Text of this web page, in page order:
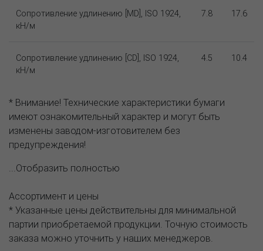
Сопротивление удлинению [MD], ISO 1924,
кН/м
7.8 17.6
Сопротивление удлинению [CD], ISO 1924,
кН/м
4.5 10.4
* Внимание! Технические характеристики бумаги
имеют ознакомительный характер и могут быть
изменены заводом-изготовителем без
предупреждения!
...Отобразить полностью
Ассортимент и цены
* Указанные цены действительны для минимальной
партии приобретаемой продукции. Точную стоимость
заказа можно уточнить у наших менеджеров.